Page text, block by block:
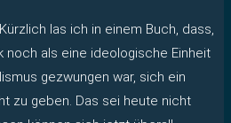
las ich in einem Buch, dass,
noch als eine ideologische Einheit
gezwungen war, sich ein
zu geben. Das sei heute nicht